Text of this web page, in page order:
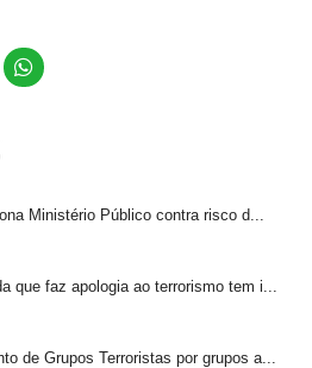
Ministério Público contra risco d...
que faz apologia ao terrorismo tem i...
de Grupos Terroristas por grupos a...